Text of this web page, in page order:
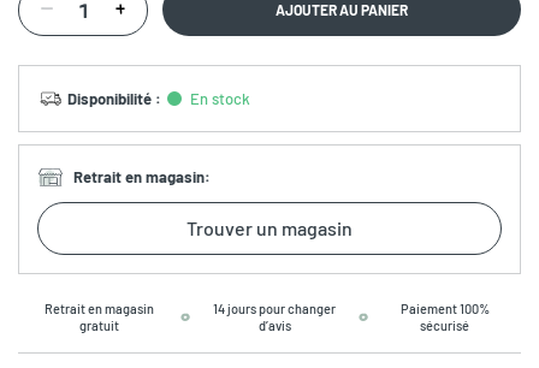
AJOUTER AU PANIER
Disponibilité : En stock
Retrait en magasin:
Trouver un magasin
Retrait en magasin
gratuit
14 jours pour changer
d’avis
Paiement 100%
sécurisé